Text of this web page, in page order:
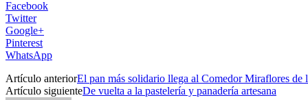
Facebook
Twitter
Google+
Pinterest
WhatsApp
Artículo anteriorEl pan más solidario llega al Comedor Miraflores de
Artículo siguienteDe vuelta a la pastelería y panadería artesana